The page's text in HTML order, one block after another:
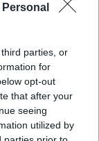
parties, or
for
opt-out
that after your
seeing
utilized by